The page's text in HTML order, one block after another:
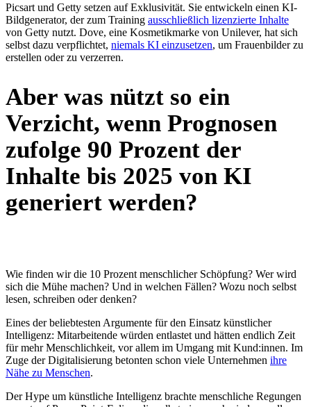
Picsart und Getty setzen auf Exklusivität. Sie entwickeln einen KI-
Bildgenerator, der zum Training ausschließlich lizenzierte Inhalte
von Getty nutzt. Dove, eine Kosmetikmarke von Unilever, hat sich
selbst dazu verpflichtet, niemals KI einzusetzen, um Frauenbilder zu
erstellen oder zu verzerren.
Aber was nützt so ein
Verzicht, wenn Prognosen
zufolge 90 Prozent der
Inhalte bis 2025 von KI
generiert werden?
Wie finden wir die 10 Prozent menschlicher Schöpfung? Wer wird
sich die Mühe machen? Und in welchen Fällen? Wozu noch selbst
lesen, schreiben oder denken?
Eines der beliebtesten Argumente für den Einsatz künstlicher
Intelligenz: Mitarbeitende würden entlastet und hätten endlich Zeit
für mehr Menschlichkeit, vor allem im Umgang mit Kund:innen. Im
Zuge der Digitalisierung betonten schon viele Unternehmen ihre
Nähe zu Menschen.
Der Hype um künstliche Intelligenz brachte menschliche Regungen